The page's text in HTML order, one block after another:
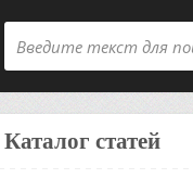
Каталог статей